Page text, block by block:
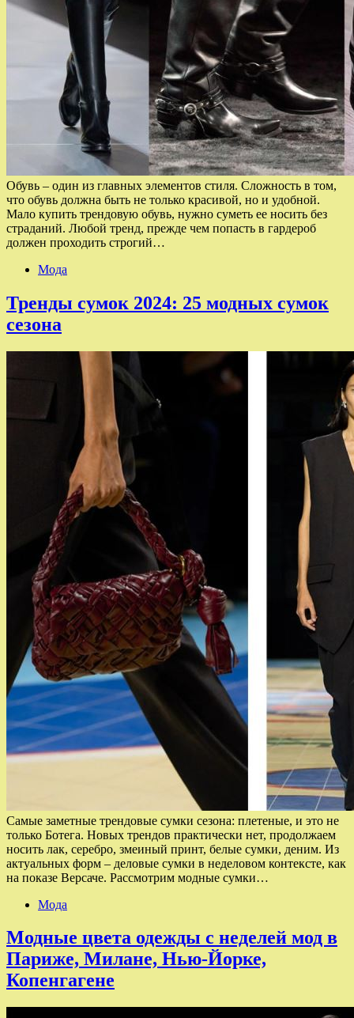
Обувь – один из главных элементов стиля. Сложность в том,
что обувь должна быть не только красивой, но и удобной.
Мало купить трендовую обувь, нужно суметь ее носить без
страданий. Любой тренд, прежде чем попасть в гардероб
должен проходить строгий…
Мода
Тренды сумок 2024: 25 модных сумок
сезона
Самые заметные трендовые сумки сезона: плетеные, и это не
только Ботега. Новых трендов практически нет, продолжаем
носить лак, серебро, змеиный принт, белые сумки, деним. Из
актуальных форм – деловые сумки в неделовом контексте, как
на показе Версаче. Рассмотрим модные сумки…
Мода
Модные цвета одежды с неделей мод в
Париже, Милане, Нью-Йорке,
Копенгагене